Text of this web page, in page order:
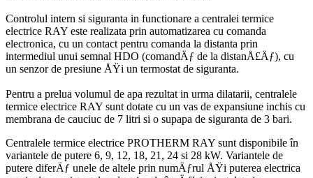
Controlul intern si siguranta in functionare a centralei termice
electrice RAY este realizata prin automatizarea cu comanda
electronica, cu un contact pentru comanda la distanta prin
intermediul unui semnal HDO (comandÄƒ de la distanÅ£Äƒ), cu
un senzor de presiune ÅŸi un termostat de siguranta.
Pentru a prelua volumul de apa rezultat in urma dilatarii, centralele
termice electrice RAY sunt dotate cu un vas de expansiune inchis cu
membrana de cauciuc de 7 litri si o supapa de siguranta de 3 bari.
Centralele termice electrice PROTHERM RAY sunt disponibile în
variantele de putere 6, 9, 12, 18, 21, 24 si 28 kW. Variantele de
putere diferÄƒ unele de altele prin numÄƒrul ÅŸi puterea electrica